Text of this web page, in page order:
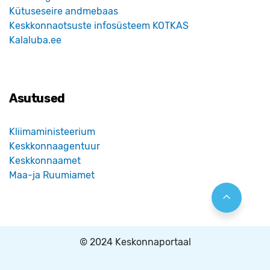
Kütuseseire andmebaas
Keskkonnaotsuste infosüsteem KOTKAS
Kalaluba.ee
Asutused
Kliimaministeerium
Keskkonnaagentuur
Keskkonnaamet
Maa-ja Ruumiamet
© 2024 Keskonnaportaal